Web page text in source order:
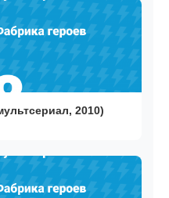
2010)